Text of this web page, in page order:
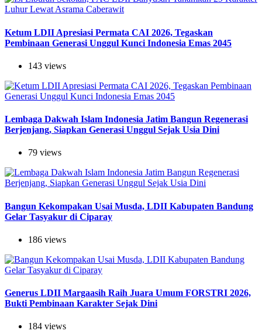
Ketum LDII Apresiasi Permata CAI 2026, Tegaskan
Pembinaan Generasi Unggul Kunci Indonesia Emas 2045
143 views
Lembaga Dakwah Islam Indonesia Jatim Bangun Regenerasi
Berjenjang, Siapkan Generasi Unggul Sejak Usia Dini
79 views
Bangun Kekompakan Usai Musda, LDII Kabupaten Bandung
Gelar Tasyakur di Ciparay
186 views
Generus LDII Margaasih Raih Juara Umum FORSTRI 2026,
Bukti Pembinaan Karakter Sejak Dini
184 views